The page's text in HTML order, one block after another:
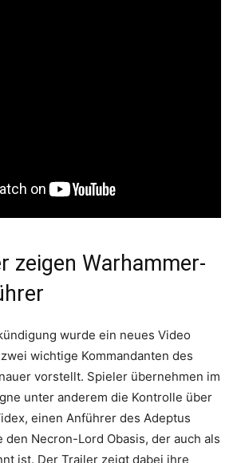
zeigen Warhammer-
wurde ein neues Video
wichtige Kommandanten des
vorstellt. Spieler übernehmen im
unter anderem die Kontrolle über
einen Anführer des Adeptus
den Necron-Lord Obasis, der auch als
ist. Der Trailer zeigt dabei ihre